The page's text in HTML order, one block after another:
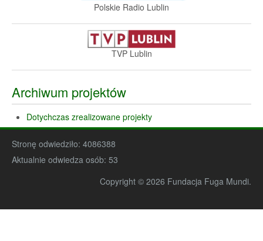
Polskie Radio Lublin
TVP Lublin
Archiwum projektów
Dotychczas zrealizowane projekty
Stronę odwiedziło: 4086388
Aktualnie odwiedza osób: 53
Copyright © 2026 Fundacja Fuga Mundi.